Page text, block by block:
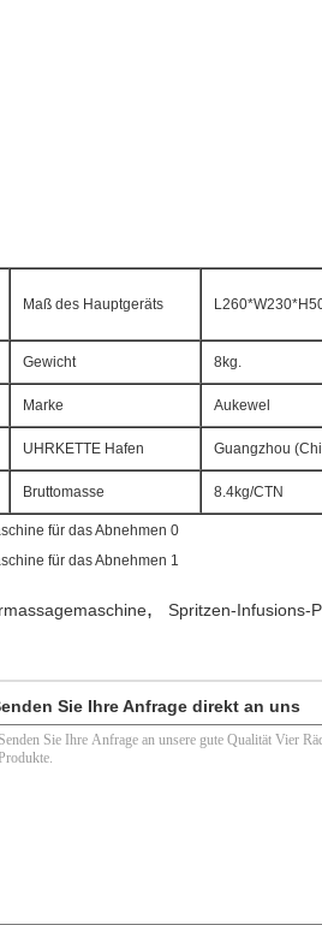
Maß des Hauptgeräts
Gewicht 8kg.
Marke Aukewel
UHRKETTE Hafen Guangzhou
Bruttomasse 8.4kg/CTN
, Spritzen-Infusions-
Sie Ihre Anfrage direkt an uns